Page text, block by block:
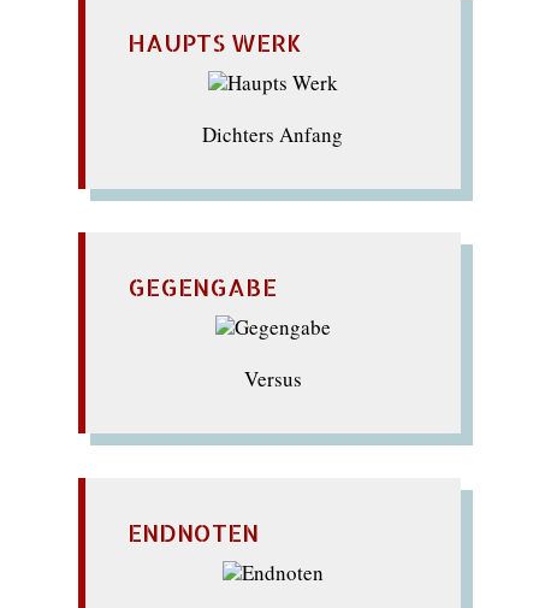
HAUPTS WERK
Dichters Anfang
GEGENGABE
Versus
ENDNOTEN